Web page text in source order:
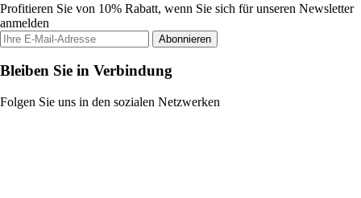
Profitieren Sie von 10% Rabatt, wenn Sie sich für unseren Newsletter
anmelden
Abonnieren
Bleiben Sie in Verbindung
Folgen Sie uns in den sozialen Netzwerken